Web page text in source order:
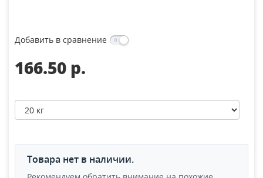
Добавить в сравнение
166.50 p.
Товара нет в наличии.